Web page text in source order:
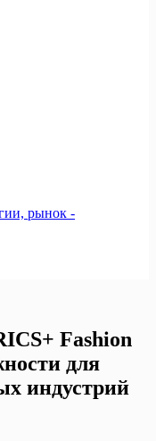
рынок -
Fashion
для
индустрий